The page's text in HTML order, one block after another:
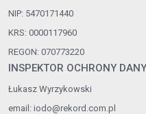
NIP: 5470171440
KRS: 0000117960
REGON: 070773220
INSPEKTOR OCHRONY
Łukasz Wyrzykowski
email: iodo@rekord.com.pl